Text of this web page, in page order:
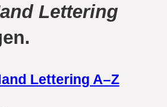
Lettering
Lettering A–Z